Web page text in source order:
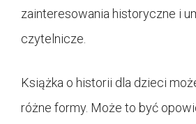
zainteresowania historyczne i
czytelnicze.
Książka o historii dla dzieci
różne formy. Może to być